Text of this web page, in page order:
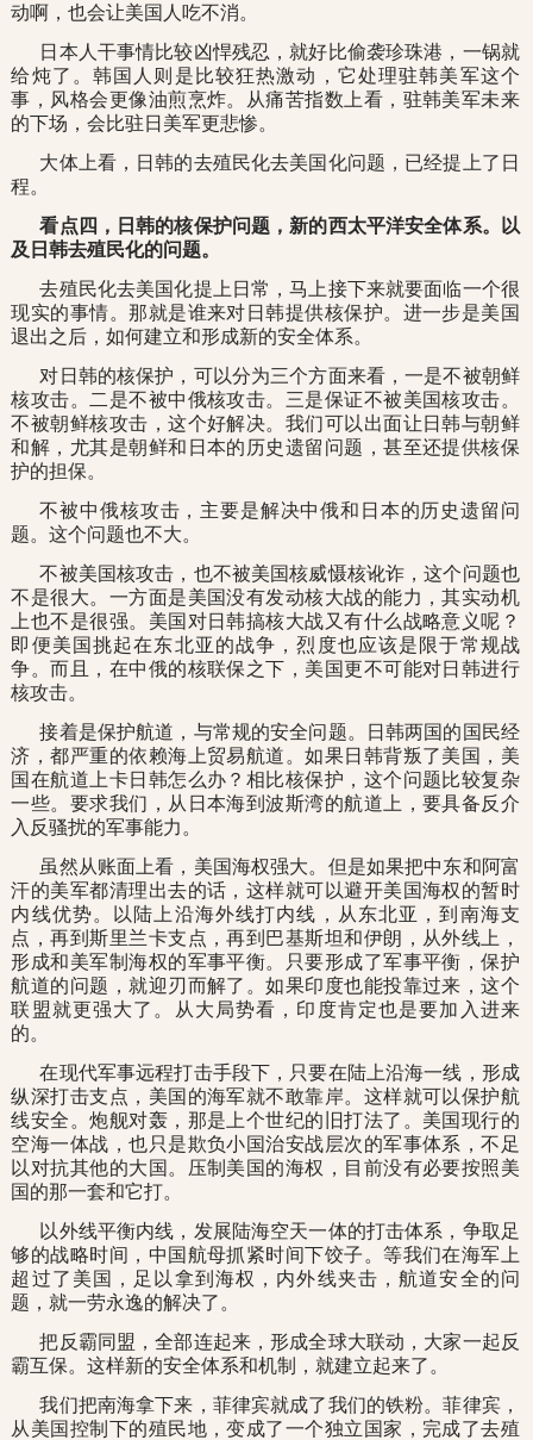
动啊，也会让美国人吃不消。
日本人干事情比较凶悍残忍，就好比偷袭珍珠港，一锅就
给炖了。韩国人则是比较狂热激动，它处理驻韩美军这个
事，风格会更像油煎烹炸。从痛苦指数上看，驻韩美军未来
的下场，会比驻日美军更悲惨。
大体上看，日韩的去殖民化去美国化问题，已经提上了日
程。
看点四，日韩的核保护问题，新的西太平洋安全体系。以
及日韩去殖民化的问题。
去殖民化去美国化提上日常，马上接下来就要面临一个很
现实的事情。那就是谁来对日韩提供核保护。进一步是美国
退出之后，如何建立和形成新的安全体系。
对日韩的核保护，可以分为三个方面来看，一是不被朝鲜
核攻击。二是不被中俄核攻击。三是保证不被美国核攻击。
不被朝鲜核攻击，这个好解决。我们可以出面让日韩与朝鲜
和解，尤其是朝鲜和日本的历史遗留问题，甚至还提供核保
护的担保。
不被中俄核攻击，主要是解决中俄和日本的历史遗留问
题。这个问题也不大。
不被美国核攻击，也不被美国核威慑核讹诈，这个问题也
不是很大。一方面是美国没有发动核大战的能力，其实动机
上也不是很强。美国对日韩搞核大战又有什么战略意义呢？
即便美国挑起在东北亚的战争，烈度也应该是限于常规战
争。而且，在中俄的核联保之下，美国更不可能对日韩进行
核攻击。
接着是保护航道，与常规的安全问题。日韩两国的国民经
济，都严重的依赖海上贸易航道。如果日韩背叛了美国，美
国在航道上卡日韩怎么办？相比核保护，这个问题比较复杂
一些。要求我们，从日本海到波斯湾的航道上，要具备反介
入反骚扰的军事能力。
虽然从账面上看，美国海权强大。但是如果把中东和阿富
汗的美军都清理出去的话，这样就可以避开美国海权的暂时
内线优势。以陆上沿海外线打内线，从东北亚，到南海支
点，再到斯里兰卡支点，再到巴基斯坦和伊朗，从外线上，
形成和美军制海权的军事平衡。只要形成了军事平衡，保护
航道的问题，就迎刃而解了。如果印度也能投靠过来，这个
联盟就更强大了。从大局势看，印度肯定也是要加入进来
的。
在现代军事远程打击手段下，只要在陆上沿海一线，形成
纵深打击支点，美国的海军就不敢靠岸。这样就可以保护航
线安全。炮舰对轰，那是上个世纪的旧打法了。美国现行的
空海一体战，也只是欺负小国治安战层次的军事体系，不足
以对抗其他的大国。压制美国的海权，目前没有必要按照美
国的那一套和它打。
以外线平衡内线，发展陆海空天一体的打击体系，争取足
够的战略时间，中国航母抓紧时间下饺子。等我们在海军上
超过了美国，足以拿到海权，内外线夹击，航道安全的问
题，就一劳永逸的解决了。
把反霸同盟，全部连起来，形成全球大联动，大家一起反
霸互保。这样新的安全体系和机制，就建立起来了。
我们把南海拿下来，菲律宾就成了我们的铁粉。菲律宾，
从美国控制下的殖民地，变成了一个独立国家，完成了去殖